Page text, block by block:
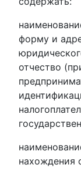
форму и
отчество
нахождения